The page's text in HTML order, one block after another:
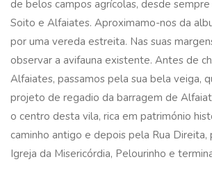
de belos campos agrícolas, desde
Soito e Alfaiates. Aproximamo-nos da
por uma vereda estreita. Nas suas
observar a avifauna existente. Antes de
Alfaiates, passamos pela sua bela veiga,
projeto de regadio da barragem de
o centro desta vila, rica em património
caminho antigo e depois pela Rua Direita,
Igreja da Misericórdia, Pelourinho e